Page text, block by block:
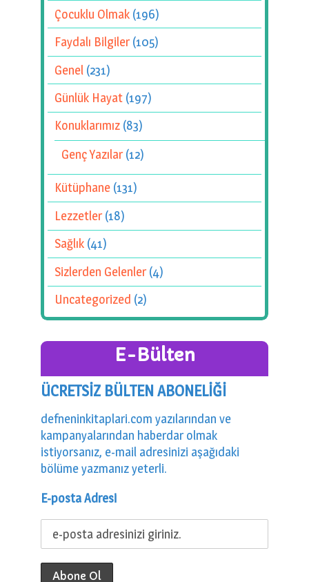
Çocuklu Olmak (196)
Faydalı Bilgiler(105)
Genel (231)
Günlük Hayat (197)
Konuklarımız (83)
Genç Yazılar(12)
Kütüphane (131)
Lezzetler(18)
Sağlık (41)
Sizlerden Gelenler(4)
Uncategorized (2)
E-Bülten
ÜCRETSİZ BÜLTEN ABONELİĞİ
defneninkitaplari.com yazılarından ve
kampanyalarından haberdar olmak
istiyorsanız, e-mail adresinizi aşağıdaki
bölüme yazmanız yeterli.
E-posta Adresi